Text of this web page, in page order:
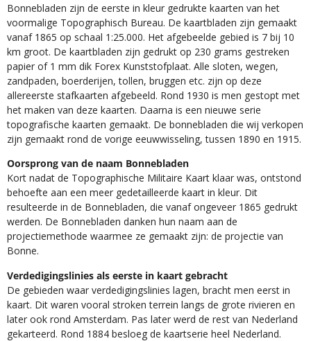
Bonnebladen zijn de eerste in kleur gedrukte kaarten van het
voormalige Topographisch Bureau. De kaartbladen zijn gemaakt
vanaf 1865 op schaal 1:25.000. Het afgebeelde gebied is 7 bij 10
km groot. De kaartbladen zijn gedrukt op 230 grams gestreken
papier of 1 mm dik Forex Kunststofplaat. Alle sloten, wegen,
zandpaden, boerderijen, tollen, bruggen etc. zijn op deze
allereerste stafkaarten afgebeeld. Rond 1930 is men gestopt met
het maken van deze kaarten. Daarna is een nieuwe serie
topografische kaarten gemaakt. De bonnebladen die wij verkopen
zijn gemaakt rond de vorige eeuwwisseling, tussen 1890 en 1915.
Oorsprong van de naam Bonnebladen
Kort nadat de Topographische Militaire Kaart klaar was, ontstond
behoefte aan een meer gedetailleerde kaart in kleur. Dit
resulteerde in de Bonnebladen, die vanaf ongeveer 1865 gedrukt
werden. De Bonnebladen danken hun naam aan de
projectiemethode waarmee ze gemaakt zijn: de projectie van
Bonne.
Verdedigingslinies als eerste in kaart gebracht
De gebieden waar verdedigingslinies lagen, bracht men eerst in
kaart. Dit waren vooral stroken terrein langs de grote rivieren en
later ook rond Amsterdam. Pas later werd de rest van Nederland
gekarteerd. Rond 1884 besloeg de kaartserie heel Nederland.